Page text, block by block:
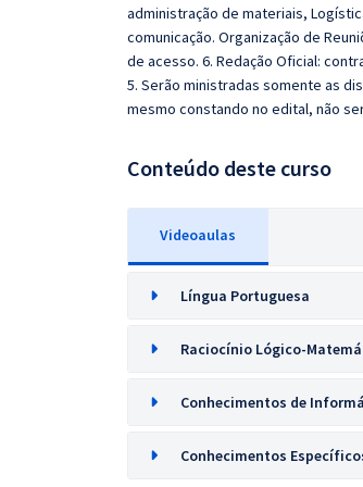
administração de materiais,
comunicação. Organização de
de acesso. 6. Redação Oficial:
5. Serão ministradas somente as
mesmo constando no edital, não
Conteúdo deste curso
Videoaulas
Língua Portuguesa
Raciocínio Lógico-
Conhecimentos de
Conhecimentos